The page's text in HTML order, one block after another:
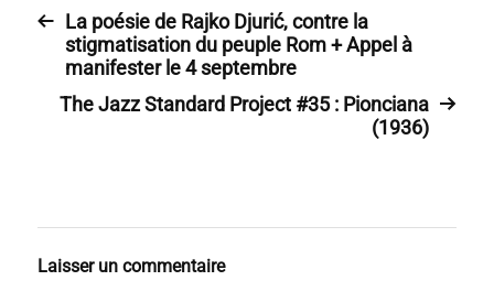
La poésie de Rajko Djurić, contre la
stigmatisation du peuple Rom + Appel à
manifester le 4 septembre
The Jazz Standard Project #35 : Pionciana
(1936)
Laisser un commentaire